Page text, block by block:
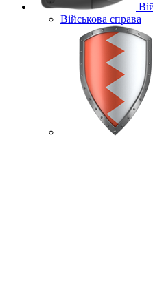
Військова справа